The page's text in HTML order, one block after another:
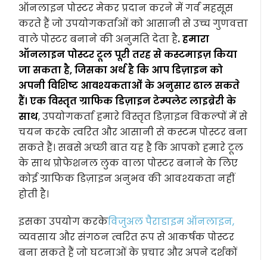
ऑनलाइन पोस्टर मेकर प्रदान करने में गर्व महसूस
करते हैं जो उपयोगकर्ताओं को आसानी से उच्च गुणवत्ता
वाले पोस्टर बनाने की अनुमति देता है. हमारा
ऑनलाइन पोस्टर टूल पूरी तरह से कस्टमाइज़ किया
जा सकता है, जिसका अर्थ है कि आप डिज़ाइन को
अपनी विशिष्ट आवश्यकताओं के अनुसार ढाल सकते
हैं। एक विस्तृत ग्राफिक डिज़ाइन टेम्पलेट लाइब्रेरी के
साथ, उपयोगकर्ता हमारे विस्तृत डिज़ाइन विकल्पों में से
चयन करके त्वरित और आसानी से कस्टम पोस्टर बना
सकते हैं। सबसे अच्छी बात यह है कि आपको हमारे टूल
के साथ प्रोफेशनल लुक वाला पोस्टर बनाने के लिए
कोई ग्राफिक डिज़ाइन अनुभव की आवश्यकता नहीं
होती है।
इसका उपयोग करकेविजुअल पैराडाइम ऑनलाइन,
व्यवसाय और संगठन त्वरित रूप से आकर्षक पोस्टर
बना सकते हैं जो घटनाओं के प्रचार और अपने दर्शकों